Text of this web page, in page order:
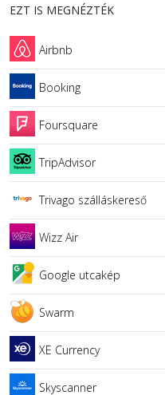
EZT IS MEGNÉZTÉK
Airbnb
Booking
Foursquare
TripAdvisor
Trivago szálláskereső
Wizz Air
Google utcakép
Swarm
XE Currency
Skyscanner